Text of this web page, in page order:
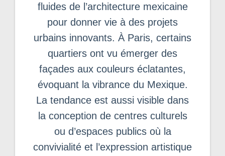
fluides de l’architecture mexicaine
pour donner vie à des projets
urbains innovants. À Paris, certains
quartiers ont vu émerger des
façades aux couleurs éclatantes,
évoquant la vibrance du Mexique.
La tendance est aussi visible dans
la conception de centres culturels
ou d’espaces publics où la
convivialité et l’expression artistique